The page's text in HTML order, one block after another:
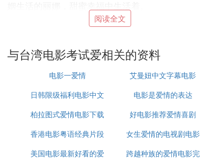
二人想在香港补摆喜酒，丽娜索性辞去工作，回香港
己的住所，为了节俭，丽娜没有入住酒店，搬去和日
日东个性拘谨，很重礼貌，丽娜则自由率真，因为性
格不同，引起生活上的矛盾风波。例如丽娜半夜在家
看惊栗光影碟时的尖叫，日东就怕她打扰邻居…
渐渐丽娜和日东就暗里不喜欢对方。
丽娜和晓东闲聊家事，晓东大兴问罪之师，来电教训
弟弟日东做人之道。丽娜深感尴尬，为了不想加添和
日东的误会，在等候着补偿致歉的机会。
阅读全文
与台湾电影考试爱相关的资料
电影一爱情
艾曼妞中文字幕电影
日韩限级福利电影中文
字幕
电影是爱情的表达
柏拉图式爱情电影下载
好电影推荐爱情喜剧
香港电影粤语经典片段
女生爱情的电视剧电影
大全
美国电影最新好看的爱
跨越种族的爱情电影完